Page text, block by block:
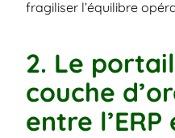
fragiliser l’équilibre
2. Le
couche
entre